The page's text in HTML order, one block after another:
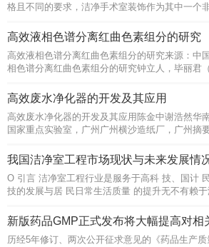
格且不同的要求，洁净手术室装饰作为其中一个
构造和材料的选择应按不同的洁净度等级、洁净
多方面的要求。 即日起，河南省洁净技术协会将
高效液相色谱分离红曲色素组分的研究
高效液相色谱分离红曲色素组分的研究来源：
相色谱分离红曲色素组分的研究钟立人，毕丽君
溶性色素成分。）是红曲菌（ monascus spp. ）
素由于具有较强的耐光、耐热，对酸碱、氧化剂
高效废水净化器的开发及其应用
高效废水净化器的开发及其应用陈金中谢浩然华
国家重点实验室，广州广州横沙造纸厂，广州摘
厂废水治理工程中的应用。 净化器度纸皮水前
造纸废水的设备主要是斜板沉淀池或气浮池，絮
应......
我国洁净室工程市场现状与未来发展情
O 引言 洁净室工程行业是服务于高科 技、国计
技的发展与居 民日常生活质量 的提升无不有赖
从服务技术与产业高端，逐渐 向服务普通 工作和
生产和流通各环节 、 高端装备制造 、 高端商业
新版药品GMP正式发布将大幅提高对相
历经5年修订、两次公开征求意见的《药品生产